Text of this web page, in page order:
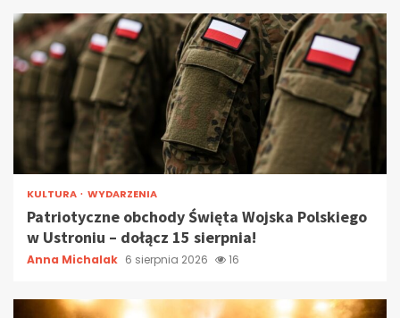
KULTURA WYDARZENIA
Patriotyczne obchody Święta Wojska Polskiego
w Ustroniu – dołącz 15 sierpnia!
Anna Michalak 6 sierpnia 2026 16